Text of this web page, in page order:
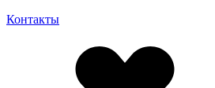
Контакты